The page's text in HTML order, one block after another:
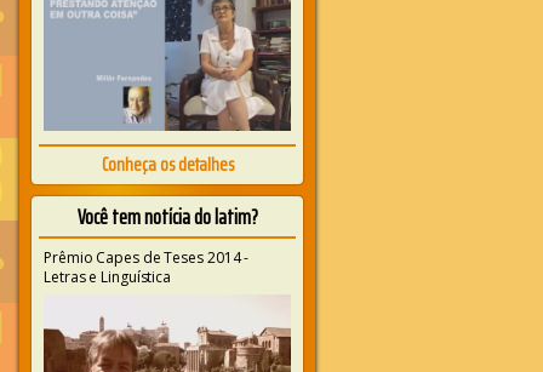
Conheça os detalhes
Você tem notícia do latim?
Prêmio Capes de Teses 2014 -
Letras e Linguística